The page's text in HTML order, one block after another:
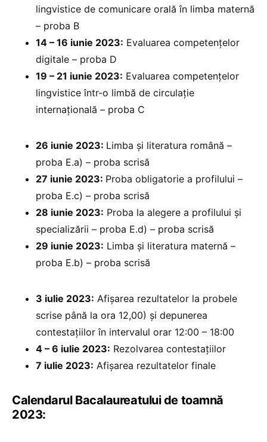
lingvistice de comunicare orală în limba maternă
– proba B
14 – 16 iunie 2023: Evaluarea competențelor
digitale – proba D
19 – 21 iunie 2023: Evaluarea competențelor
lingvistice într-o limbă de circulație
internațională – proba C
26 iunie 2023: Limba și literatura română –
proba E.a) – proba scrisă
27 iunie 2023: Proba obligatorie a profilului –
proba E.c) – proba scrisă
28 iunie 2023: Proba la alegere a profilului și
specializării – proba E.d) – proba scrisă
29 iunie 2023: Limba și literatura maternă –
proba E.b) – proba scrisă
3 iulie 2023: Afișarea rezultatelor la probele
scrise până la ora 12,00) și depunerea
contestațiilor în intervalul orar 12:00 – 18:00
4 – 6 iulie 2023: Rezolvarea contestațiilor
7 iulie 2023: Afișarea rezultatelor finale
Calendarul Bacalaureatului de toamnă
2023: